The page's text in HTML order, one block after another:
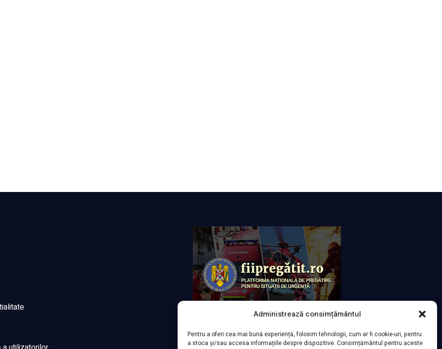
Administrează consimțământul
Pentru a oferi cea mai bună experiență, folosim tehnologii, cum ar fi cookie-uri, pentru
a stoca și/sau accesa informațiile despre dispozitive. Consimțământul pentru aceste